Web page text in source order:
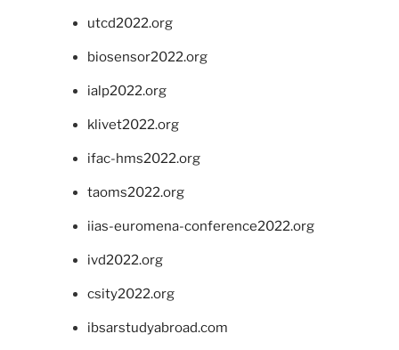
utcd2022.org
biosensor2022.org
ialp2022.org
klivet2022.org
ifac-hms2022.org
taoms2022.org
iias-euromena-conference2022.org
ivd2022.org
csity2022.org
ibsarstudyabroad.com